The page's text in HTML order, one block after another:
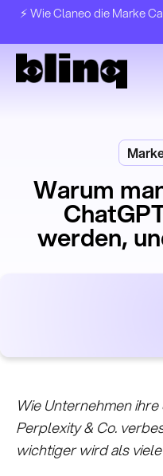
⚡️ Wie Claneo die Marke
Warum
werden,
Wie Unternehmen
Perplexity & Co.
wichtiger wird als